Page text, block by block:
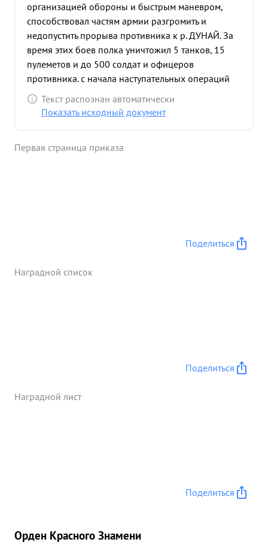
организацией обороны и быстрым маневром,
способствовал частям армии разгромить и
недопустить прорыва противника к р. ДУНАЙ. За
время этих боев полка уничтожил 5 танков, 15
пулеметов и до 500 солдат и офицеров
противника. с начала наступательных операций
полк под командованием Подполковника
ДВОРКИНА находясь в боевых порядках пехоты
местности полк прошел с боями 350 км. В
тактически грамотный командир Организовать
решителен. ...»
Текст распознан автоматически
Показать исходный документ
Первая страница приказа
Поделиться
Наградной список
Поделиться
Наградной лист
Поделиться
Орден Красного Знамени